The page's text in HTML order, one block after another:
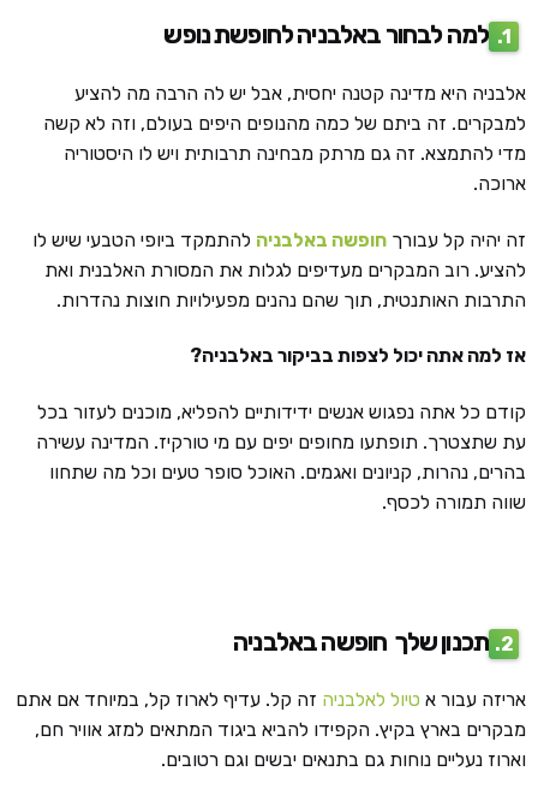
1. למה לבחור באלבניה לחופשת נופש
אלבניה היא מדינה קטנה יחסית, אבל יש לה הרבה מה להציע
למבקרים. זה ביתם של כמה מהנופים היפים בעולם, וזה לא קשה
מדי להתמצא. זה גם מרתק מבחינה תרבותית ויש לו היסטוריה
ארוכה.
זה יהיה קל עבורך חופשה באלבניה להתמקד ביופי הטבעי שיש לו
להציע. רוב המבקרים מעדיפים לגלות את המסורת האלבנית ואת
התרבות האותנטית, תוך שהם נהנים מפעילויות חוצות נהדרות.
אז למה אתה יכול לצפות בביקור באלבניה?
קודם כל אתה נפגוש אנשים ידידותיים להפליא, מוכנים לעזור בכל
עת שתצטרך. תופתעו מחופים יפים עם מי טורקיז. המדינה עשירה
בהרים, נהרות, קניונים ואגמים. האוכל סופר טעים וכל מה שתחוו
שווה תמורה לכסף.
2. תכנון שלך חופשה באלבניה
אריזה עבור א טיול לאלבניה זה קל. עדיף לארוז קל, במיוחד אם אתם
מבקרים בארץ בקיץ. הקפידו להביא ביגוד המתאים למזג אוויר חם,
וארוז נעליים נוחות גם בתנאים יבשים וגם רטובים.